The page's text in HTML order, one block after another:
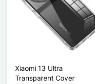
Xiaomi 13 Ultra
Transparent Cover